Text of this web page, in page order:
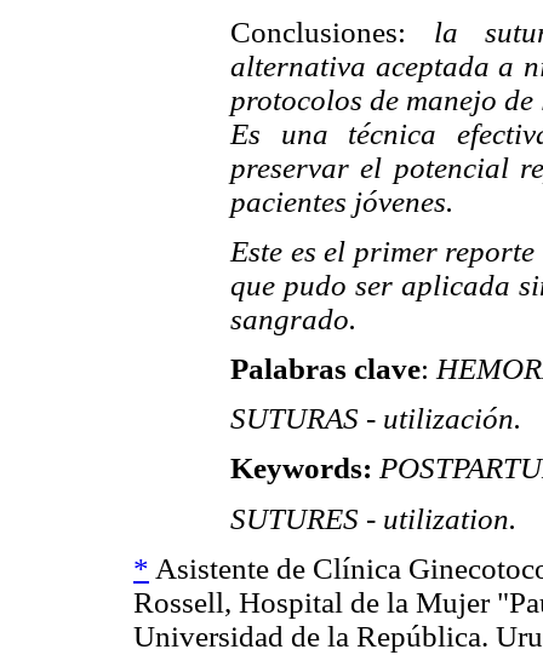
Conclusiones: la
alternativa aceptada a
protocolos de manejo
Es una técnica
preservar el potencial
pacientes jóvenes.
Este es el primer
que pudo ser aplicada
sangrado.
Palabras clave:
SUTURAS - utilización.
Keywords:
SUTURES - utilization.
* Asistente de Clínica
Rossell, Hospital de la Mujer
Universidad de la República.